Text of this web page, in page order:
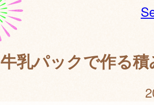
牛乳パックで作る積